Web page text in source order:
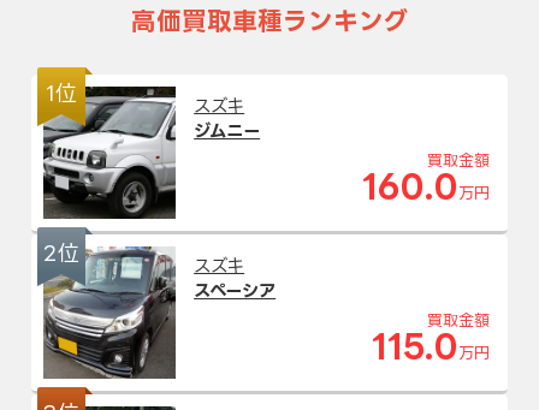
高価買取車種ランキング
1位
スズキ
ジムニー
買取金額
160.0 万円
2位
スズキ
スペーシア
買取金額
115.0 万円